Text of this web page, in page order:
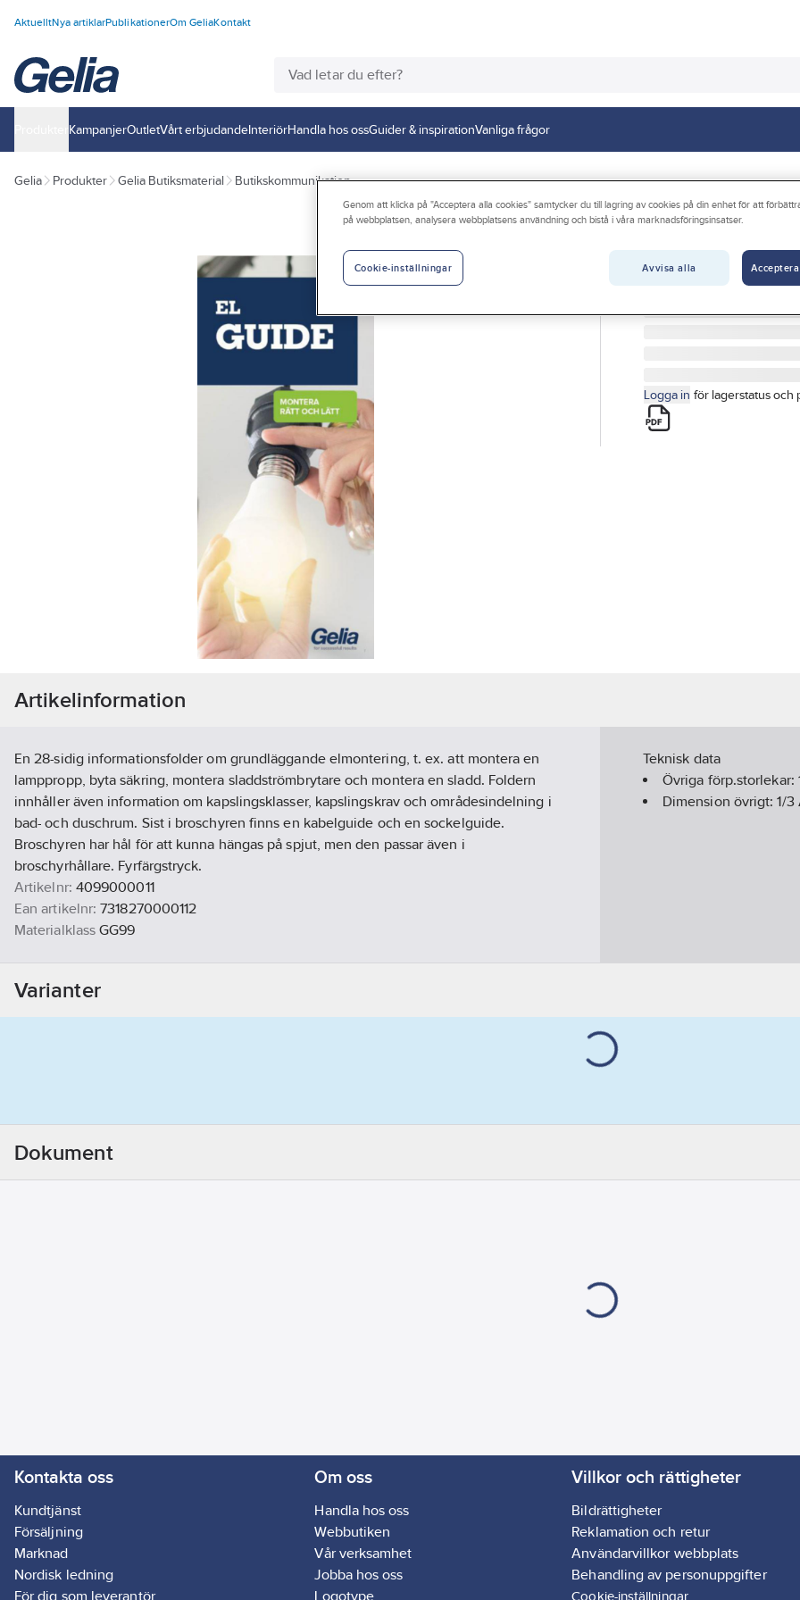
AktuelltNya artiklarPublikationerOm GeliaKontakt
KampanjerOutletVårt erbjudandeInteriörHandla hos ossGuider & inspirationVanliga frågor
Gelia Produkter Gelia Butiksmaterial Butikskommunikation
Broschyr, El-
BROSCHYR EL-GUIDE
Logga in för lagerstatus och
Artikelinformation
En 28-sidig informationsfolder om grundläggande elmontering, t. ex. att montera en
lamppropp, byta säkring, montera sladdströmbrytare och montera en sladd. Foldern
innhåller även information om kapslingsklasser, kapslingskrav och områdesindelning i
bad- och duschrum. Sist i broschyren finns en kabelguide och en sockelguide.
Broschyren har hål för att kunna hängas på spjut, men den passar även i
broschyrhållare. Fyrfärgstryck.
Artikelnr: 4099000011
Ean artikelnr: 7318270000112
Materialklass GG99
Teknisk data
Övriga förp.storlekar:
Dimension övrigt:1/3
Varianter
Dokument
Kontakta oss
Kundtjänst
Försäljning
Marknad
Nordisk ledning
För dig som leverantör
Om oss
Handla hos oss
Webbutiken
Vår verksamhet
Jobba hos oss
Logotype
Villkor och rättigheter
Bildrättigheter
Reklamation och retur
Användarvillkor webbplats
Behandling av personuppgifter
Cookie-inställningar
Genom att klicka på "Acceptera alla cookies" samtycker du till lagring av cookies på din enhet för att
på webbplatsen, analysera webbplatsens användning och bistå i våra marknadsföringsinsatser.
Avvisa alla
Cookie-inställningar